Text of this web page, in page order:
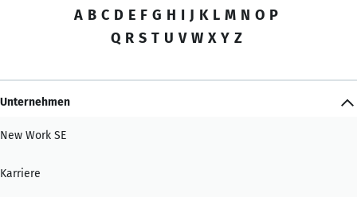
A B C D E F G H I J K L M N O P
Q R S T U V W X Y Z
Unternehmen
New Work SE
Karriere